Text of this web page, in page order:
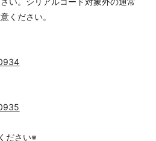
ください。
ださい※